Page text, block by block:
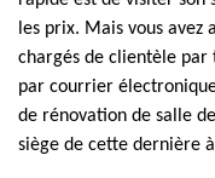
les prix. Mais vous avez
chargés de clientèle par
par courrier
de rénovation de salle
siège de cette dernière